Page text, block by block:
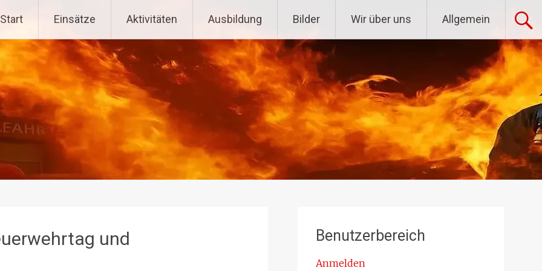
Wohlfahrts
Start Einsätze Aktivitäten Ausbildung Bilder Wir über uns Allgemein
und
Benutzerbereich
Anmelden